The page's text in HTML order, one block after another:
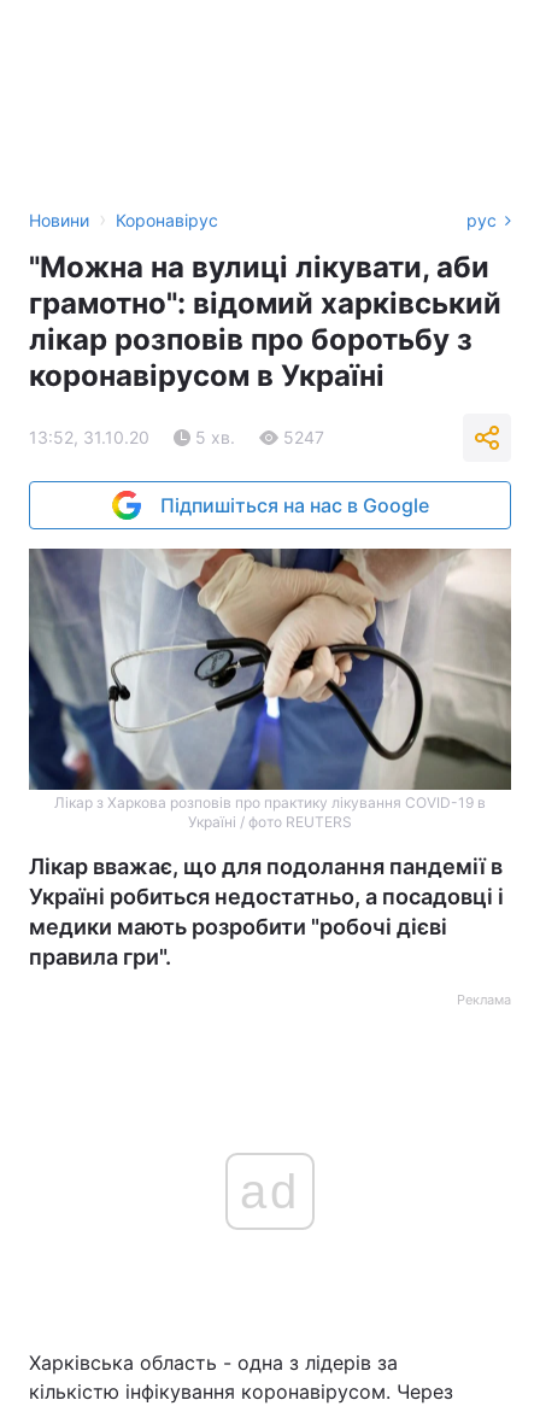
Новини › Коронавірус рус
"Можна на вулиці лікувати, аби
грамотно": відомий харківський
лікар розповів про боротьбу з
коронавірусом в Україні
13:52, 31.10.20 5 хв. 5247
Підпишіться на нас в Google
Лікар з Харкова розповів про практику лікування COVID-19 в
Україні / фото REUTERS
Лікар вважає, що для подолання пандемії в
Україні робиться недостатньо, а посадовці і
медики мають розробити "робочі дієві
правила гри".
Реклама
ad
Харківська область - одна з лідерів за
кількістю інфікування коронавірусом. Через